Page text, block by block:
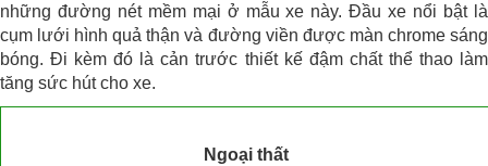
những đường nét mềm mại ở mẫu xe này. Đầu xe nổi bật là
cụm lưới hình quả thận và đường viền được màn chrome sáng
bóng. Đi kèm đó là cản trước thiết kế đậm chất thể thao làm
tăng sức hút cho xe.
Ngoại thất